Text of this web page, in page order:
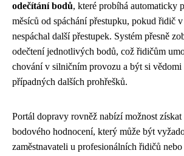
odečítání bodů, které probíhá automaticky
měsíců od spáchání přestupku, pokud řidič
nespáchal další přestupek. Systém přesně
odečtení jednotlivých bodů, což řidičům
chování v silničním provozu a být si vědomi
případných dalších prohřešků.
Portál dopravy rovněž nabízí možnost
bodového hodnocení, který může být
zaměstnavateli u profesionálních řidičů